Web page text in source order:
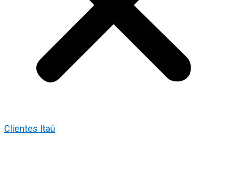
Clientes Itaú